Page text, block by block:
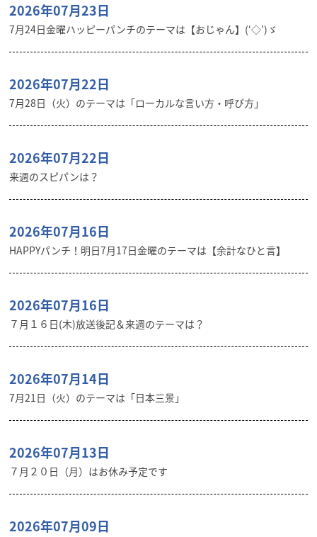
2026年07月23日
7月24日金曜ハッピーパンチのテーマは【おじゃん】(‘◇’)ゞ
2026年07月22日
7月28日（火）のテーマは「ローカルな言い方・呼び方」
2026年07月22日
来週のスピパンは？
2026年07月16日
HAPPYパンチ！明日7月17日金曜のテーマは【余計なひと言】
2026年07月16日
７月１６日(木)放送後記＆来週のテーマは？
2026年07月14日
7月21日（火）のテーマは「日本三景」
2026年07月13日
７月２０日（月）はお休み予定です
2026年07月09日